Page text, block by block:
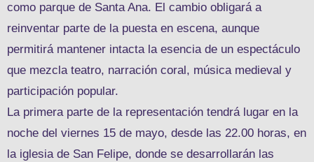
como parque de Santa Ana. El cambio obligará a
reinventar parte de la puesta en escena, aunque
permitirá mantener intacta la esencia de un espectáculo
que mezcla teatro, narración coral, música medieval y
participación popular.
La primera parte de la representación tendrá lugar en la
noche del viernes 15 de mayo, desde las 22.00 horas, en
la iglesia de San Felipe, donde se desarrollarán las